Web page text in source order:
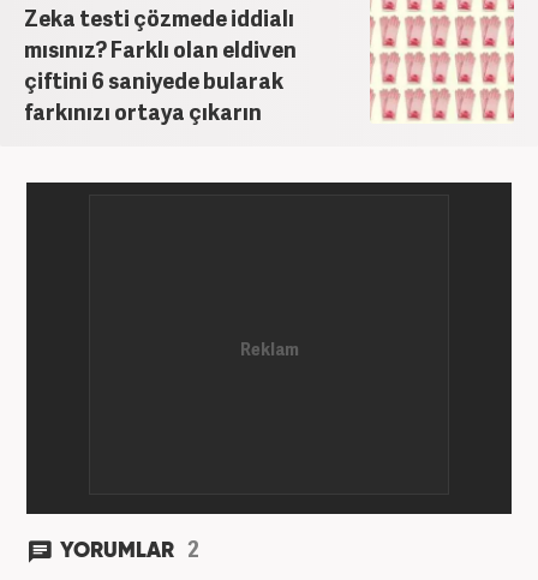
Zeka testi çözmede iddialı
mısınız? Farklı olan eldiven
çiftini 6 saniyede bularak
farkınızı ortaya çıkarın
YORUMLAR 2